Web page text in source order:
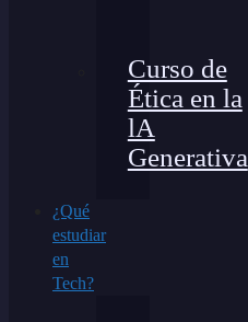
Curso de
Ética en la
lA
Generativa
¿Qué
estudiar
en
Tech?